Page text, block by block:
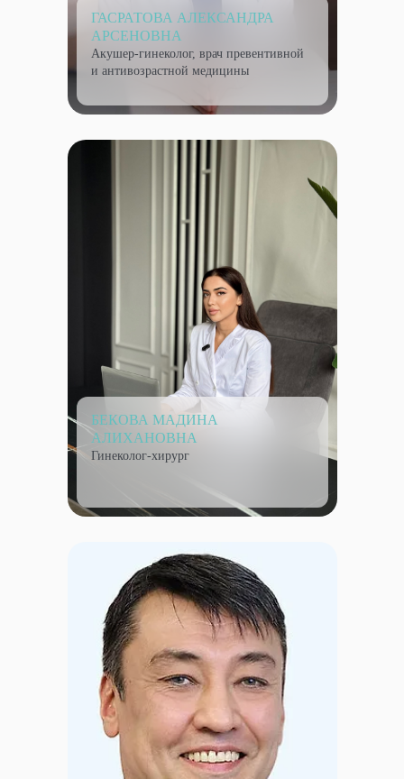
ГАСРАТОВА АЛЕКСАНДРА
АРСЕНОВНА
Акушер-гинеколог, врач превентивной
и антивозрастной медицины
БЕКОВА МАДИНА
АЛИХАНОВНА
Гинеколог-хирург